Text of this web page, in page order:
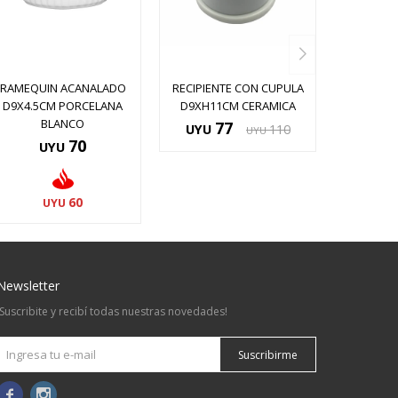
RAMEQUIN ACANALADO
D9X4.5CM PORCELANA
BLANCO
UYU 70
UYU 60
RECIPIENTE CON CUPULA
D9XH11CM CERAMICA
UYU 77 UYU 110
y recibí todas nuestras novedades!
Suscribirme
 